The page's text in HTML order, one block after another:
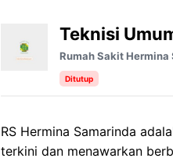
Teknisi
Rumah Sakit Hermina
Ditutup
RS Hermina Samarinda
terkini dan menawarkan